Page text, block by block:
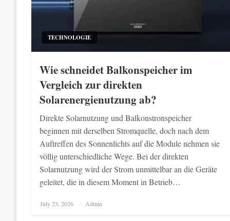
TECHNOLOGIE
Wie schneidet Balkonspeicher im
Vergleich zur direkten
Solarenergienutzung ab?
Direkte Solarnutzung und Balkonstronspeicher
beginnen mit derselben Stromquelle, doch nach dem
Auftreffen des Sonnenlichts auf die Module nehmen sie
völlig unterschiedliche Wege. Bei der direkten
Solarnutzung wird der Strom unmittelbar an die Geräte
geleitet, die in diesem Moment in Betrieb…
Posted
on
July 23, 2026 Admin